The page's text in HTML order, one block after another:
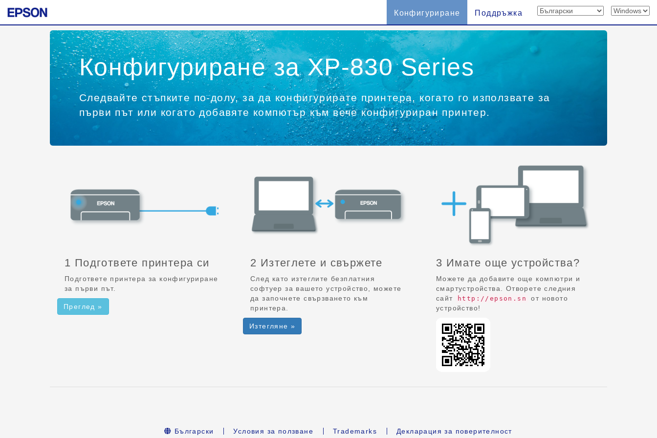
Конфигуриране Поддръжка
Конфигуриране за XP-830 Series
Следвайте стъпките по-долу, за да конфигурирате принтера, когато го използвате за
първи път или когато добавяте компютър към вече конфигуриран принтер.
1 Подгответе принтера си
Подгответе принтера за конфигуриране
за първи път.
Преглед »
2 Изтеглете и свържете
След като изтеглите безплатния
софтуер за вашето устройство, можете
да започнете свързването към
принтера.
Изтегляне »
3 Имате още устройства?
Можете да добавите още компютри и
смартустройства. Отворете следния
сайт
http://epson.sn
от новото
устройство!
Български Условия за ползване Trademarks Декларация за поверителност